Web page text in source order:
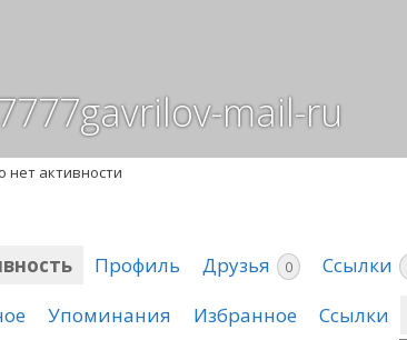
mail-ru
нет активности
Профиль Друзья 0 Ссылки
Упоминания Избранное Ссылки